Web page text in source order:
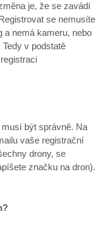
je, že se zavádí
se nemusíte
a nemá kameru, nebo
v podstatě
být správně. Na
vaše registrační
drony, se
značku na dron).